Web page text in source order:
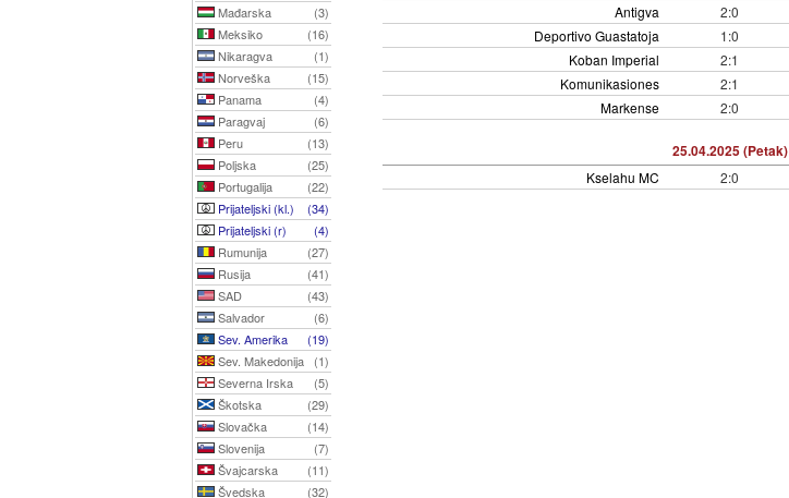
Mađarska
(3)
Meksiko
(16)
Nikaragva
(1)
Norveška
(15)
Panama
(4)
Paragvaj
(6)
Peru
(13)
Poljska
(25)
Portugalija
(22)
Prijateljski (kl.)
(34)
Prijateljski (r)
(4)
Rumunija
(27)
Rusija
(41)
SAD
(43)
Salvador
(6)
Sev. Amerika
(19)
Sev. Makedonija
(1)
Severna Irska
(5)
Škotska
(29)
Slovačka
(14)
Slovenija
(7)
Švajcarska
(11)
Švedska
(32)
Antigva 2:0
Deportivo Guastatoja
1:0
Koban Imperial
2:1
Komunikasiones
2:1
Markense
2:0
25.04.2025 (Petak)
Kselahu MC 2:0